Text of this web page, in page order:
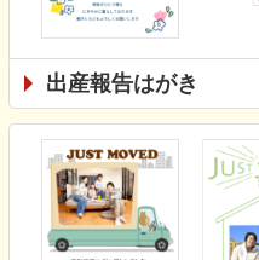
出産報告はがき